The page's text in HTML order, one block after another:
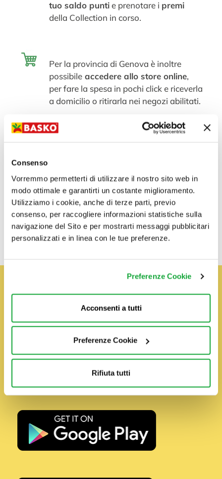
Consenso
Vorremmo permetterti di utilizzare il nostro sito web in
modo ottimale e garantirti un costante miglioramento.
Utilizziamo i cookie, anche di terze parti, previo
consenso, per raccogliere informazioni statistiche sulla
navigazione del Sito e per mostrarti messaggi pubblicitari
personalizzati e in linea con le tue preferenze.
Preferenze Cookie
Acconsenti a tutti
Preferenze Cookie
Rifiuta tutti
tuo saldo puntie prenotare i premi
della Collection in corso.
Per la provincia di Genova è inoltre
possibile accedere allo store online,
per fare la spesa in pochi click e riceverla
a domicilio o ritirarla nei negozi abilitati.
propria lista della spesada avere
sempre a portata di mano.
L'App di Basko è disponibile
su App Store e su Google
Play
Scaricala subito!